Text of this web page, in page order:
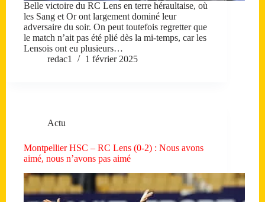
Belle victoire du RC Lens en terre héraultaise, où
les Sang et Or ont largement dominé leur
adversaire du soir. On peut toutefois regretter que
le match n’ait pas été plié dès la mi-temps, car les
Lensois ont eu plusieurs…
redac1
1 février 2025
Actu
Montpellier HSC – RC Lens (0-2) : Nous avons
aimé, nous n’avons pas aimé